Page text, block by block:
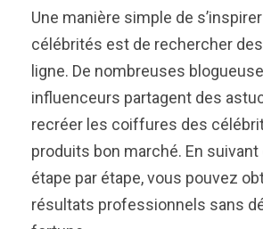
Une manière simple de
célébrités est de rechercher
ligne. De nombreuses
influenceurs partagent des
recréer les coiffures des
produits bon marché. En
étape par étape, vous pouvez
résultats professionnels sans